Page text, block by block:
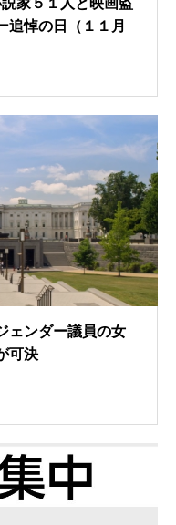
家５１人と映画監
追悼の日（１１月
ェンダー議員の女
可決